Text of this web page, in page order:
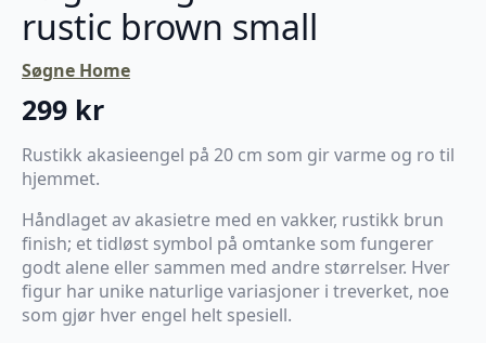
rustic brown small
Søgne Home
299 kr
Rustikk akasieengel på 20 cm som gir varme og ro til
hjemmet.
Håndlaget av akasietre med en vakker, rustikk brun
finish; et tidløst symbol på omtanke som fungerer
godt alene eller sammen med andre størrelser. Hver
figur har unike naturlige variasjoner i treverket, noe
som gjør hver engel helt spesiell.